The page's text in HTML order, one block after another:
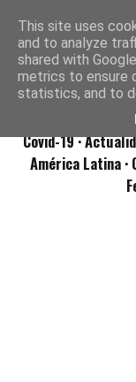
Covid-19·
América Latina ·
This site uses
and to analyze
shared with
metrics to ensure
statistics, and to